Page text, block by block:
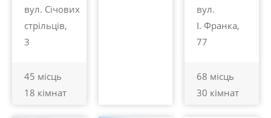
вул. Січових
стрільців,
3
45 місць
18 кімнат
вул.
І. Франка,
77
68 місць
30 кімнат
100 -
грн.
Славське